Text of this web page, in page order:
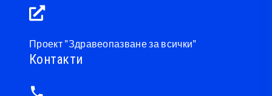
Проект "Здравеопазване за всички"
Контакти